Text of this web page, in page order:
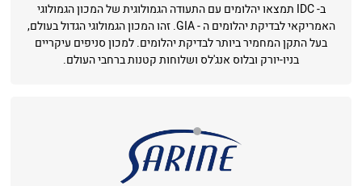
ב- IDC תמצאו יהלומים עם התעודה הגמולוגית של המכון הגמולוגי
האמריקאי לבדיקת יהלומים ה - GIA. זהו המכון הגמולוגי הגדול בעולם,
בעל התקן המחמיר ביותר לבדיקת יהלומים. למכון סניפים עיקריים
בניו-יורק ובלוס אנג'לס ושלוחות קטנות ברחבי העולם.